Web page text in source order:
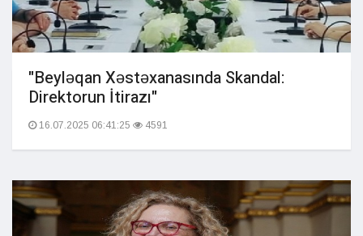
"Beyləqan Xəstəxanasında Skandal:
Direktorun İtirazı"
16.07.2025 06:41:25 4591